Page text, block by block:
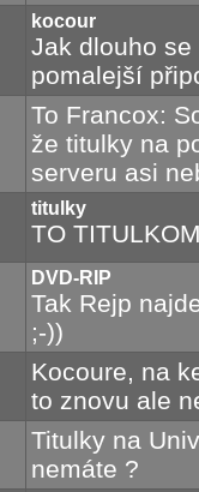
kocour
Jak dlouho
pomalejší
To Francox:
že titulky na
serveru asi
titulky
TO
DVD-RIP
Tak Rejp
;-))
Kocoure, na
to znovu ale
Titulky na
nemáte ?